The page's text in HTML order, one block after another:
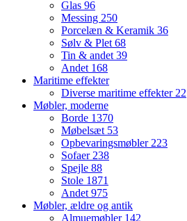
Glas 96
Messing 250
Porcelæn & Keramik 36
Sølv & Plet68
Tin & andet39
Andet 168
Maritime effekter
Diverse maritime effekter22
Møbler, moderne
Borde 1370
Møbelsæt 53
Opbevaringsmøbler223
Sofaer238
Spejle 88
Stole 1871
Andet975
Møbler, ældre og antik
Almuemøbler 142